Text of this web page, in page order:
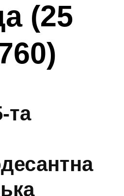
(25
та